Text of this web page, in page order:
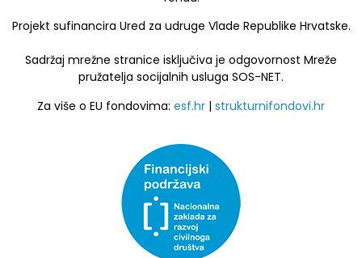
Projekt sufinancira Ured za udruge Vlade Republike Hrvatske.
Sadržaj mrežne stranice isključiva je odgovornost Mreže
pružatelja socijalnih usluga SOS-NET.
Za više o EU fondovima: esf.hr | strukturnifondovi.hr